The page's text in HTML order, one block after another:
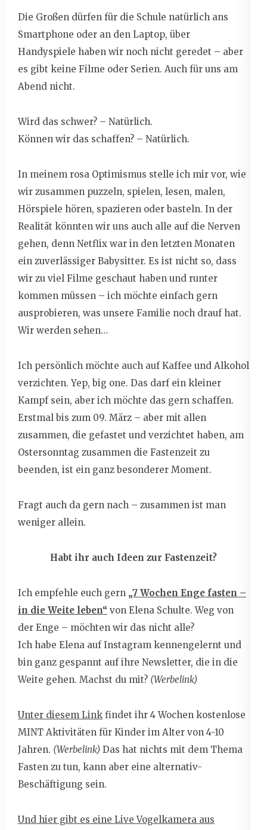
Die Großen dürfen für die Schule natürlich ans
Smartphone oder an den Laptop, über
Handyspiele haben wir noch nicht geredet – aber
es gibt keine Filme oder Serien. Auch für uns am
Abend nicht.
Wird das schwer? – Natürlich.
Können wir das schaffen? – Natürlich.
In meinem rosa Optimismus stelle ich mir vor, wie
wir zusammen puzzeln, spielen, lesen, malen,
Hörspiele hören, spazieren oder basteln. In der
Realität könnten wir uns auch alle auf die Nerven
gehen, denn Netflix war in den letzten Monaten
ein zuverlässiger Babysitter. Es ist nicht so, dass
wir zu viel Filme geschaut haben und runter
kommen müssen – ich möchte einfach gern
ausprobieren, was unsere Familie noch drauf hat.
Wir werden sehen…
Ich persönlich möchte auch auf Kaffee und Alkohol
verzichten. Yep, big one. Das darf ein kleiner
Kampf sein, aber ich möchte das gern schaffen.
Erstmal bis zum 09. März – aber mit allen
zusammen, die gefastet und verzichtet haben, am
Ostersonntag zusammen die Fastenzeit zu
beenden, ist ein ganz besonderer Moment.
Fragt auch da gern nach – zusammen ist man
weniger allein.
Habt ihr auch Ideen zur Fastenzeit?
Ich empfehle euch gern „7 Wochen Enge fasten –
in die Weite leben“ von Elena Schulte. Weg von
der Enge – möchten wir das nicht alle?
Ich habe Elena auf Instagram kennengelernt und
bin ganz gespannt auf ihre Newsletter, die in die
Weite gehen. Machst du mit? (Werbelink)
Unter diesem Link findet ihr 4 Wochen kostenlose
MINT Aktivitäten für Kinder im Alter von 4-10
Jahren. (Werbelink) Das hat nichts mit dem Thema
Fasten zu tun, kann aber eine alternativ-
Beschäftigung sein.
Und hier gibt es eine Live Vogelkamera aus